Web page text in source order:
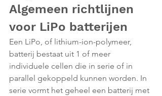
Algemeen richtlijnen
voor LiPo batterijen
Een LiPo, of lithium-ion-polymeer,
batterij bestaat uit 1 of meer
individuele cellen die in serie of in
parallel gekoppeld kunnen worden. In
serie vormt het geheel een batterij met